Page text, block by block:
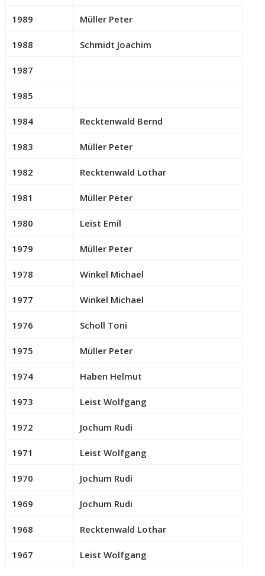
1989 Müller Peter
1988 Schmidt Joachim
1987
1985
1984 Recktenwald Bernd
1983 Müller Peter
1982 Recktenwald Lothar
1981 Müller Peter
1980 Leist Emil
1979 Müller Peter
1978 Winkel Michael
1977 Winkel Michael
1976 Scholl Toni
1975 Müller Peter
1974 Haben Helmut
1973 Leist Wolfgang
1972 Jochum Rudi
1971 Leist Wolfgang
1970 Jochum Rudi
1969 Jochum Rudi
1968 Recktenwald Lothar
1967 Leist Wolfgang